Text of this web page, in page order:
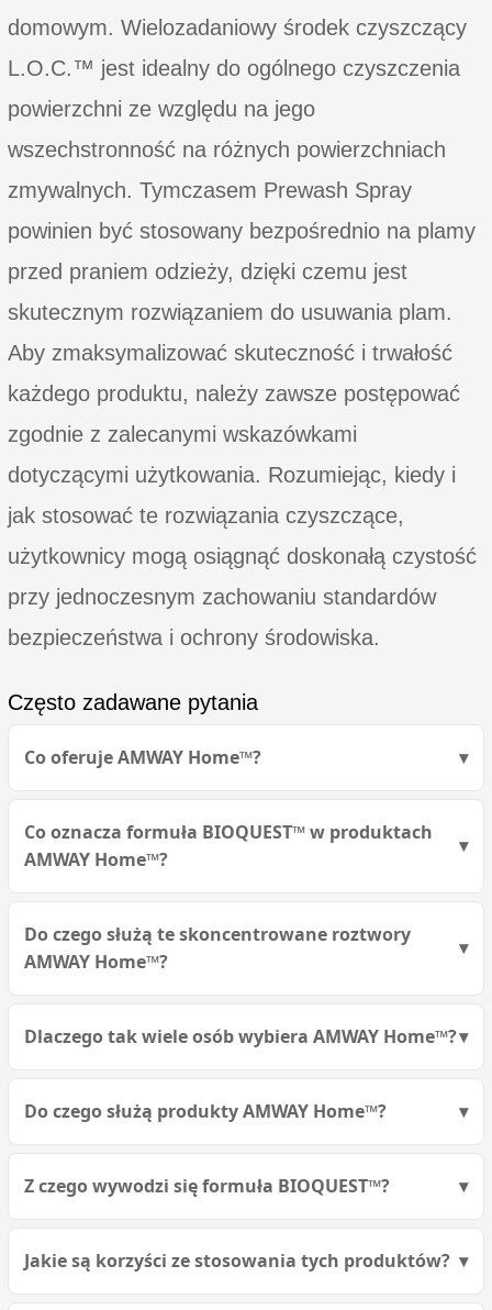
domowym. Wielozadaniowy środek czyszczący
L.O.C.™ jest idealny do ogólnego czyszczenia
powierzchni ze względu na jego
wszechstronność na różnych powierzchniach
zmywalnych. Tymczasem Prewash Spray
powinien być stosowany bezpośrednio na plamy
przed praniem odzieży, dzięki czemu jest
skutecznym rozwiązaniem do usuwania plam.
Aby zmaksymalizować skuteczność i trwałość
każdego produktu, należy zawsze postępować
zgodnie z zalecanymi wskazówkami
dotyczącymi użytkowania. Rozumiejąc, kiedy i
jak stosować te rozwiązania czyszczące,
użytkownicy mogą osiągnąć doskonałą czystość
przy jednoczesnym zachowaniu standardów
bezpieczeństwa i ochrony środowiska.
Często zadawane pytania
Co oferuje AMWAY Home™?
Co oznacza formuła BIOQUEST™ w produktach
AMWAY Home™?
Do czego służą te skoncentrowane roztwory
AMWAY Home™?
Dlaczego tak wiele osób wybiera AMWAY Home™?
Do czego służą produkty AMWAY Home™?
Z czego wywodzi się formuła BIOQUEST™?
Jakie są korzyści ze stosowania tych produktów?